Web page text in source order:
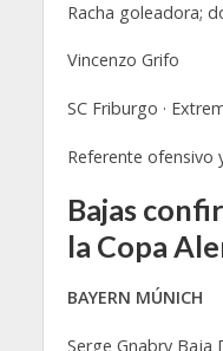
Racha goleadora;
Vincenzo Grifo
SC Friburgo ·
Referente ofensivo
Bajas
la Copa
BAYERN MÚNICH
Serge Gnabry Baja